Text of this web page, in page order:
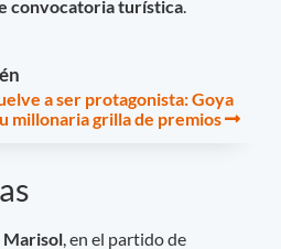
convocatoria turística
a ser protagonista: Goya
millonaria grilla de premios
Marisol, en el partido de